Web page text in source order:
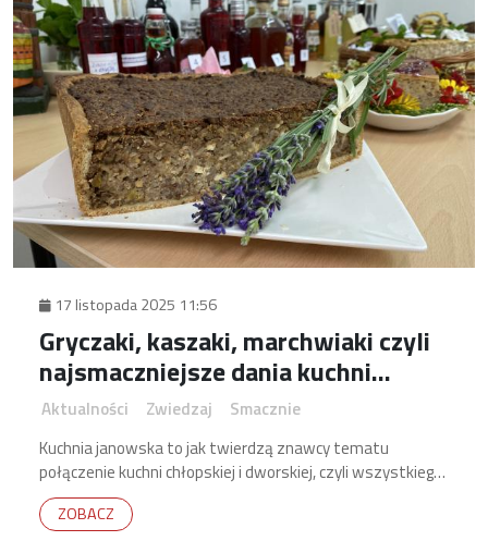
17 listopada 2025 11:56
Gryczaki, kaszaki, marchwiaki czyli
najsmaczniejsze dania kuchni
janowskiej
Aktualności Zwiedzaj
Smacznie
Kuchnia janowska to jak twierdzą znawcy tematu
połączenie kuchni chłopskiej i dworskiej, czyli wszystkiego
co w tradycji najlepsze.
ZOBACZ